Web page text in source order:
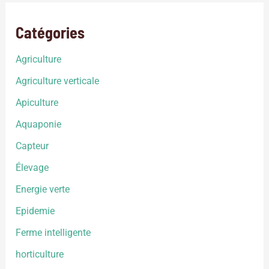
Catégories
Agriculture
Agriculture verticale
Apiculture
Aquaponie
Capteur
Élevage
Energie verte
Epidemie
Ferme intelligente
horticulture